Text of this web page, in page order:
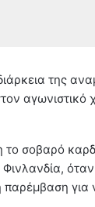
της
σοβαρό
παρέμβαση